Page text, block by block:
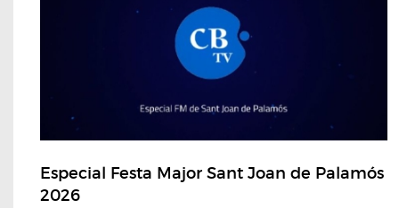
Especial Festa Major Sant Joan de Palamós
2026